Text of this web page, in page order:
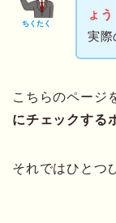
ちくたく
ょう
実際
こちらのページ
にチェックする
それではひとつ